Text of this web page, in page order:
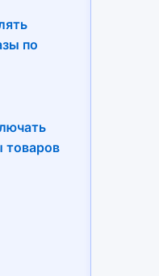
по
товаров